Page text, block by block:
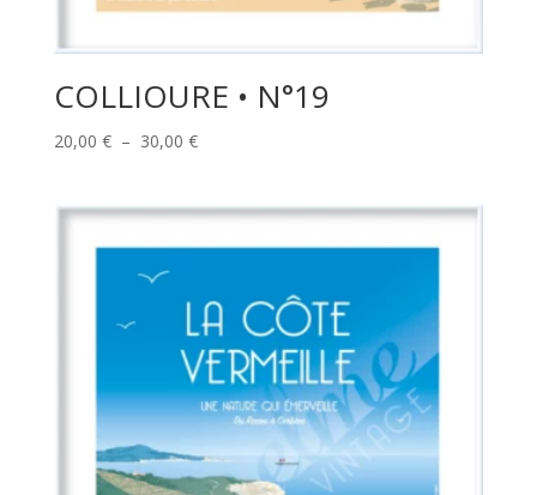
COLLIOURE • N°19
20,00 € – 30,00 €Plage
20,00 €
à